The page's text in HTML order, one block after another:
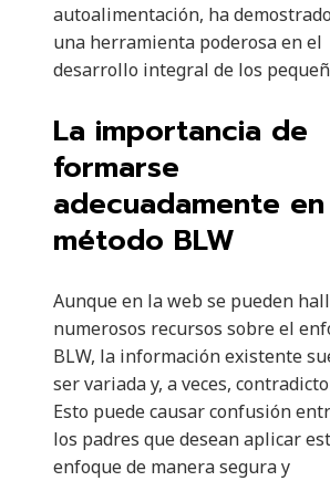
autoalimentación, ha
una herramienta poderosa en el
desarrollo integral de los
La importancia de
formarse
adecuadamente
método BLW
Aunque en la web se pueden
numerosos recursos sobre el
BLW, la información existente
ser variada y, a veces,
Esto puede causar confusión
los padres que desean aplicar
enfoque de manera segura y